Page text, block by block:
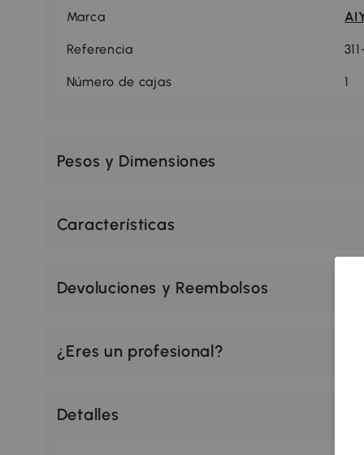
Marca
Referencia
Número de cajas 1
Pesos y Dimensiones
Características
Devoluciones y Reembolsos
¿Eres un profesional?
Detalles